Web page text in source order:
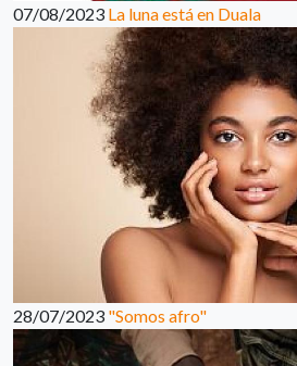
07/08/2023 La luna está en Duala
28/07/2023 "Somos afro"